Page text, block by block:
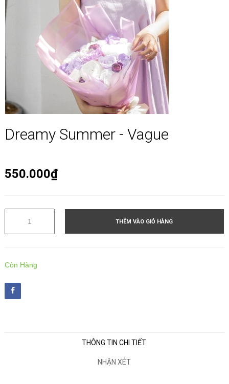
Dreamy Summer - Vague
550.000₫
THÊM VÀO GIỎ HÀNG
Còn Hàng
THÔNG TIN CHI TIẾT
NHẬN XÉT